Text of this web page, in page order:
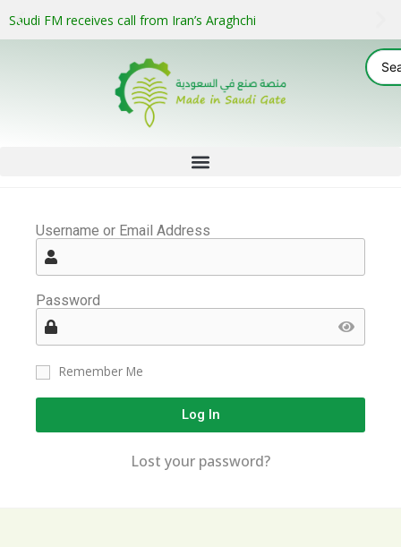
Saudi FM receives call from Iran’s Araghchi
Username or Email Address
Password
Remember Me
Log In
Lost your password?